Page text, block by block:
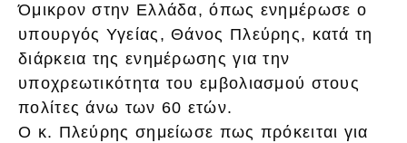
Όμικρον στην Ελλάδα, όπως ενημέρωσε ο
υπουργός Υγείας, Θάνος Πλεύρης, κατά τη
διάρκεια της ενημέρωσης για την
υποχρεωτικότητα του εμβολιασμού στους
πολίτες άνω των 60 ετών.
Ο κ. Πλεύρης σημείωσε πως πρόκειται για